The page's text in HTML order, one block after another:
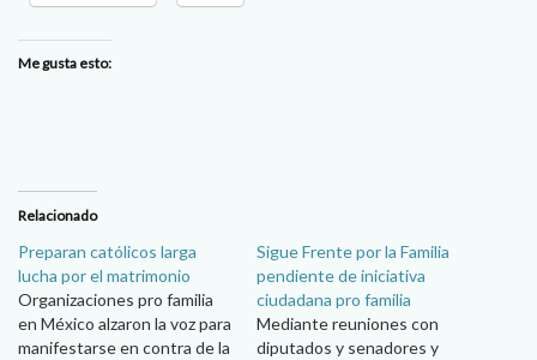
Me gusta esto:
Relacionado
Preparan católicos larga
lucha por el matrimonio
Organizaciones pro familia
en México alzaron la voz para
manifestarse en contra de la
Sigue Frente por la Familia
pendiente de iniciativa
ciudadana pro familia
Mediante reuniones con
diputados y senadores y